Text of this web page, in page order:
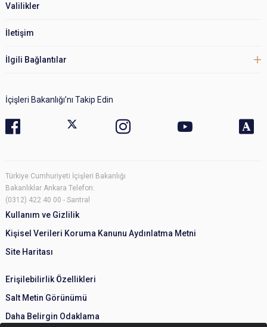
Valilikler
İletişim
İlgili Bağlantılar
İçişleri Bakanlığı’nı Takip Edin
Türkiye Cumhuriyeti İçişleri Bakanlığı
Bakanlıklar Ankara Telefon:
(0312) 422 40 00 - Santral
Kullanım ve Gizlilik
Kişisel Verileri Koruma Kanunu Aydınlatma Metni
Site Haritası
Erişilebilirlik Özellikleri
Salt Metin Görünümü
Daha Belirgin Odaklama